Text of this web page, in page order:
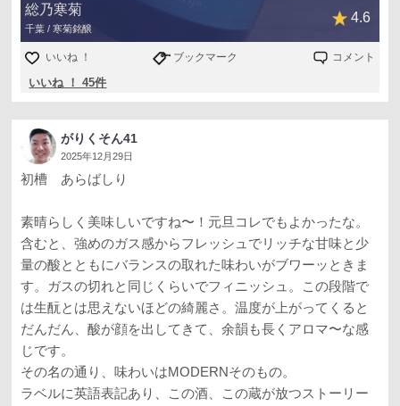
総乃寒菊
千葉 / 寒菊銘醸
4.6
いいね ！ ブックマーク コメント
いいね ！ 45件
がりくそん41
2025年12月29日
初槽 あらばしり
素晴らしく美味しいですね〜！元旦コレでもよかったな。
含むと、強めのガス感からフレッシュでリッチな甘味と少
量の酸とともにバランスの取れた味わいがブワーッときま
す。ガスの切れと同じくらいでフィニッシュ。この段階で
は生酛とは思えないほどの綺麗さ。温度が上がってくると
だんだん、酸が顔を出してきて、余韻も長くアロマ〜な感
じです。
その名の通り、味わいはMODERNそのもの。
ラベルに英語表記あり、この酒、この蔵が放つストーリー